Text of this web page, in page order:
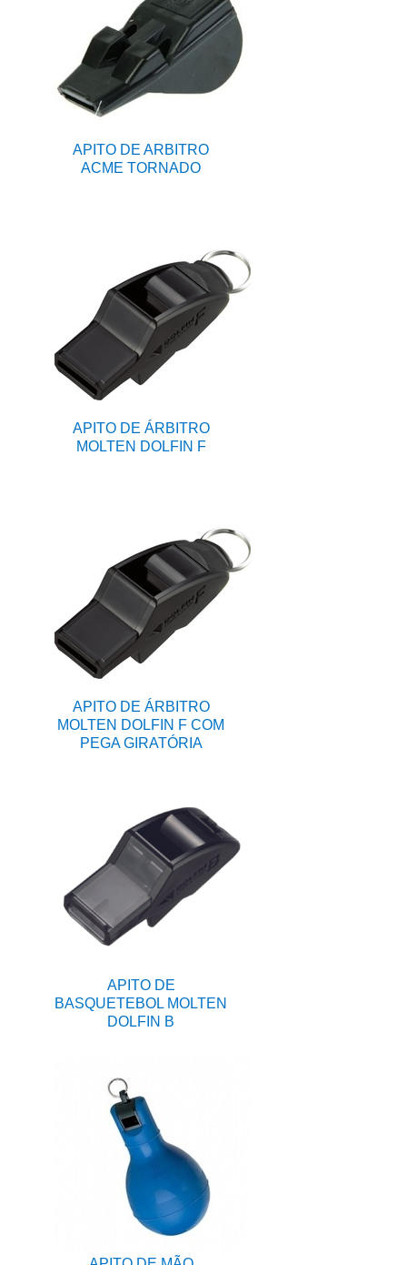
APITO DE ARBITRO
ACME TORNADO
APITO DE ÁRBITRO
MOLTEN DOLFIN F
APITO DE ÁRBITRO
MOLTEN DOLFIN F COM
PEGA GIRATÓRIA
APITO DE
BASQUETEBOL MOLTEN
DOLFIN B